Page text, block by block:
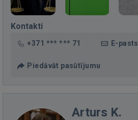
Kontakti
+371 *** *** 71 E-pasts
Piedāvāt pasūtījumu
Arturs K.